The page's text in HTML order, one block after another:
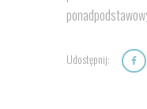
Udostępnij: